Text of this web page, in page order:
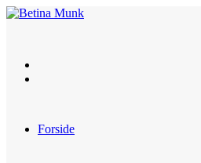
Skip
Forside